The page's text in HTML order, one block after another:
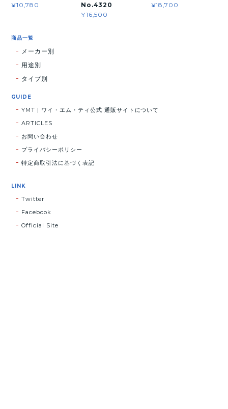
¥10,780
No.4320
¥16,500
¥18,700
商品一覧
メーカー別
用途別
タイプ別
GUIDE
YMT | ワイ・エム・ティ公式 通販サイトについて
ARTICLES
お問い合わせ
プライバシーポリシー
特定商取引法に基づく表記
LINK
Twitter
Facebook
Official Site